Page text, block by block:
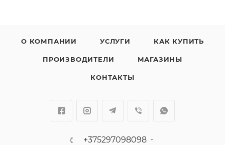
О КОМПАНИИ УСЛУГИ КАК КУПИТЬ
ПРОИЗВОДИТЕЛИ МАГАЗИНЫ
КОНТАКТЫ
+375297098098